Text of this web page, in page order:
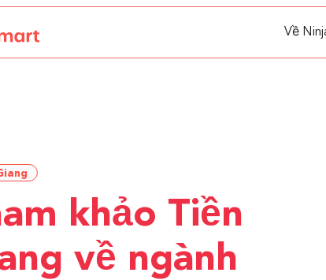
Về
khảo Tiền
về ngành